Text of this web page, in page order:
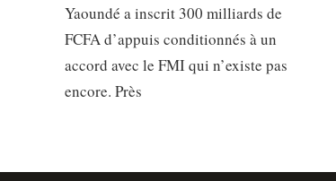
Yaoundé a inscrit 300 milliards de
FCFA d’appuis conditionnés à un
accord avec le FMI qui n’existe pas
encore. Près